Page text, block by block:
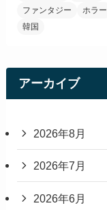
ファンタジー
ホラー
韓国
アーカイブ
2026年8月
2026年7月
2026年6月